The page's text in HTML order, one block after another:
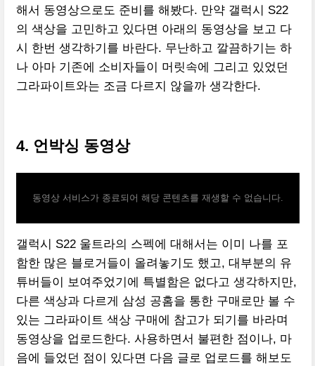
해서 동영상으로도 준비를 해봤다. 만약 갤럭시 S22
의 색상을 고민하고 있다면 아래의 동영상을 보고 다
시 한번 생각하기를 바란다. 무난하고 깔끔하기는 하
나 아마 기존에 소비자들이 머릿속에 그리고 있었던
그라파이트와는 조금 다르지 않을까 생각한다.
4. 언박싱 동영상
동영상 서비스가 종료되어 해당 콘텐츠를 재생할 수 없습니다.
갤럭시 S22 울트라의 스펙에 대해서는 이미 나를 포
함한 많은 블로거들이 올려놓기도 했고, 대부분의 유
튜버들이 보여주었기에 특별함은 없다고 생각하지만,
다른 색상과 다르게 삼성 공홈을 통한 구매로만 볼 수
있는 그라파이트 색상 구매에 참고가 되기를 바라며
동영상을 업로드한다. 사용하면서 불편한 점이나, 마
음에 들었던 점이 있다면 다음 글로 업로드를 해보도